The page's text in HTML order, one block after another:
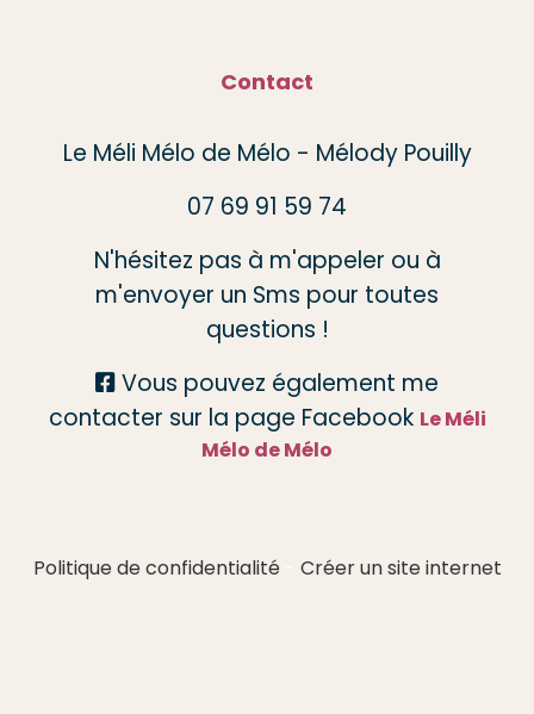
Contact
Le Méli Mélo de Mélo - Mélody Pouilly
07 69 91 59 74
N'hésitez pas à m'appeler ou à
m'envoyer un Sms pour toutes
questions !
 Vous pouvez également me
contacter sur la page Facebook Le Méli
Mélo de Mélo
Politique de confidentialité Créer un site internet